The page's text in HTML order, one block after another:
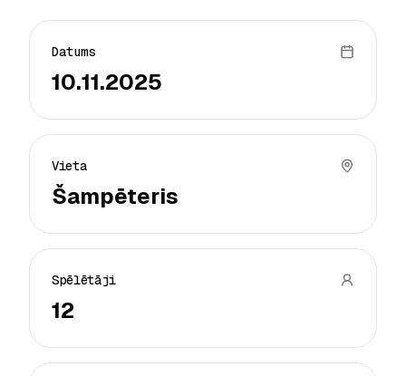
Datums
10.11.2025
Vieta
Šampēteris
Spēlētāji
12